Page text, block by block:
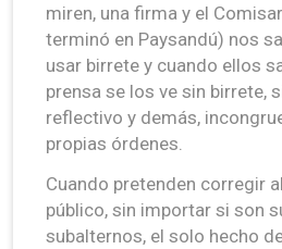
miren, una firma y el
terminó en Paysandú) nos
usar birrete y cuando ellos
prensa se los ve sin birrete,
reflectivo y demás,
propias órdenes.
Cuando pretenden corregir
público, sin importar si son
subalternos, el solo hecho